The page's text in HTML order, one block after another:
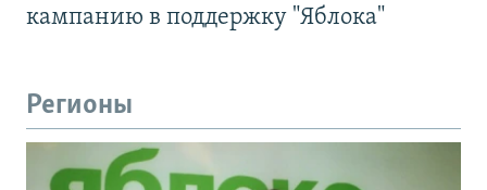
кампанию в поддержку "Яблока"
Регионы